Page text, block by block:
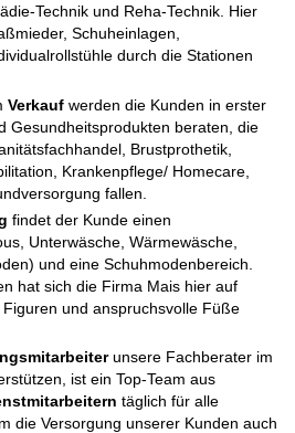
Technik und Reha-Technik. Hier
Schuheinlagen,
durch die Stationen
Verkauf werden die Kunden in erster
Gesundheitsprodukten beraten, die
Brustprothetik,
Krankenpflege/ Homecare,
fallen.
findet der Kunde einen
Unterwäsche, Wärmewäsche,
und eine Schuhmodenbereich.
hat sich die Firma Mais hier auf
und anspruchsvolle Füße
unsere Fachberater im
ist ein Top-Team aus
täglich für alle
die Versorgung unserer Kunden auch